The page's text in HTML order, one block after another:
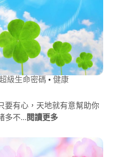
級生命密碼 • 健康
要有心，天地就有意幫助你
多不... 閱讀更多